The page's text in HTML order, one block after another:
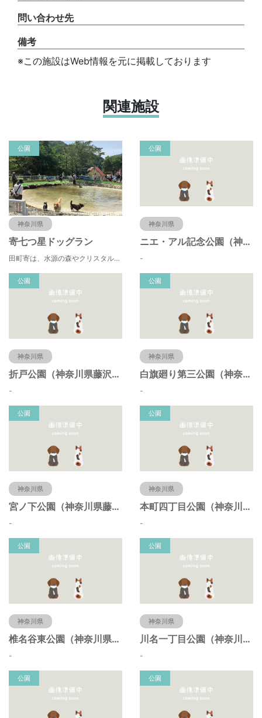
問い合わせ先
備考
※この施設はWeb情報を元に掲載しております
関連施設
公園
神奈川県
寄七つ星ドッグラン
田町寄は、水源の森やクリスタルな清流 、 満天の星空などの豊かな自然に包まれ、 食や農、芸術の魅力あふれる川の里です。 ドッグランエリアを中心とした『やどりき七つ星ヴィレッジ』を ゆっくりお楽しみください。
公園
神奈川県
ニエ・アル記念公園（神奈川県藤沢市）
-
公園
神奈川県
折戸公園（神奈川県藤沢市）
-
公園
神奈川県
白旗廻り第三公園（神奈川県藤沢市）
-
公園
神奈川県
宮ノ下公園（神奈川県藤沢市）
-
公園
神奈川県
本町四丁目公園（神奈川県藤沢市）
-
公園
神奈川県
椎名谷東公園（神奈川県藤沢市）
-
公園
神奈川県
川名一丁目公園（神奈川県藤沢市）
-
公園 公園